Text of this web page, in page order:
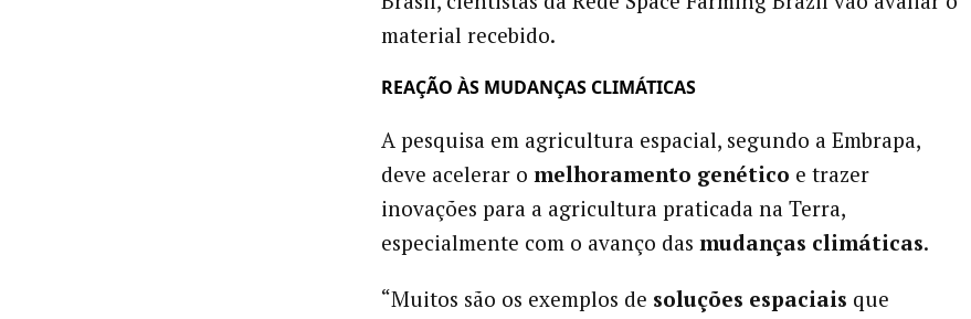
material recebido.
REAÇÃO ÀS MUDANÇAS CLIMÁTICAS
A pesquisa em agricultura espacial, segundo a Embrapa,
deve acelerar o melhoramento genético e trazer
inovações para a agricultura praticada na Terra,
especialmente com o avanço das mudanças climáticas.
“Muitos são os exemplos de soluções espaciais que